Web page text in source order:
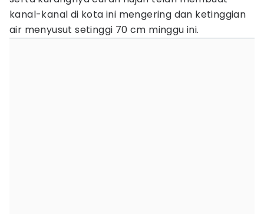
kanal-kanal di kota ini mengering dan ketinggian
air menyusut setinggi 70 cm minggu ini.